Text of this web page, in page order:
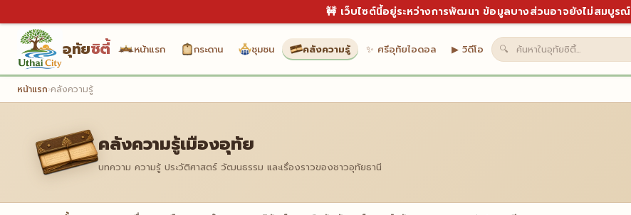
🚧 เว็บไซต์นี้อยู่ระหว่างการพัฒนา ข้อมูลบางส่วนอาจยังไม่สมบูรณ์
อุทัยซิตี้ หน้าแรก กระดาน ชุมชน คลังความรู้ ✨ ศรีอุทัยไอดอล ▶ วิดีโอ 🔍
หน้าแรก›คลังความรู้
คลังความรู้เมืองอุทัย
บทความ ความรู้ ประวัติศาสตร์ วัฒนธรรม และเรื่องราวของชาวอุทัยธานี